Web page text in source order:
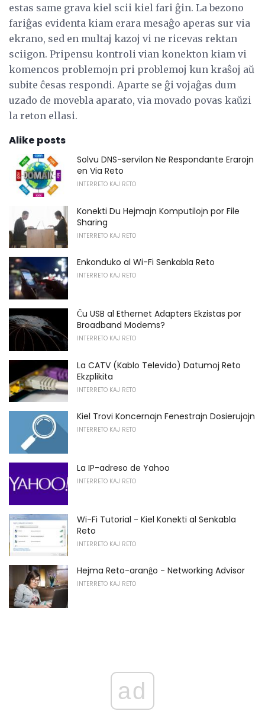
estas same grava kiel scii kiel fari ĝin. La bezono
fariĝas evidenta kiam erara mesaĝo aperas sur via
ekrano, sed en multaj kazoj vi ne ricevas rektan
sciigon. Pripensu kontroli vian konekton kiam vi
komencos problemojn pri problemoj kun kraŝoj aŭ
subite ĉesas respondi. Aparte se ĝi vojaĝas dum
uzado de movebla aparato, via movado povas kaŭzi
la reton ellasi.
Alike posts
Solvu DNS-servilon Ne Respondante Erarojn
en Via Reto
INTERRETO KAJ RETO
Konekti Du Hejmajn Komputilojn por File
Sharing
INTERRETO KAJ RETO
Enkonduko al Wi-Fi Senkabla Reto
INTERRETO KAJ RETO
Ĉu USB al Ethernet Adapters Ekzistas por
Broadband Modems?
INTERRETO KAJ RETO
La CATV (Kablo Televido) Datumoj Reto
Ekzplikita
INTERRETO KAJ RETO
Kiel Trovi Koncernajn Fenestrajn Dosierujojn
INTERRETO KAJ RETO
La IP-adreso de Yahoo
INTERRETO KAJ RETO
Wi-Fi Tutorial - Kiel Konekti al Senkabla
Reto
INTERRETO KAJ RETO
Hejma Reto-aranĝo - Networking Advisor
INTERRETO KAJ RETO
ad